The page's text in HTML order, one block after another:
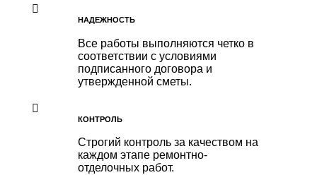
НАДЕЖНОСТЬ
Все работы выполняются четко в
соответствии с условиями
подписанного договора и
утвержденной сметы.
КОНТРОЛЬ
Строгий контроль за качеством на
каждом этапе ремонтно-
отделочных работ.